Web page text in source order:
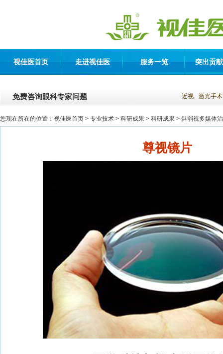
视佳医首页 走进视佳医 服务一览 突出贡
免费咨询眼科专家问题 近视 激光手术
您现在所在的位置： 视佳医首页 > 专业技术 > 科研成果 > 科研成果 > 斜弱视多媒体
尊视镜片